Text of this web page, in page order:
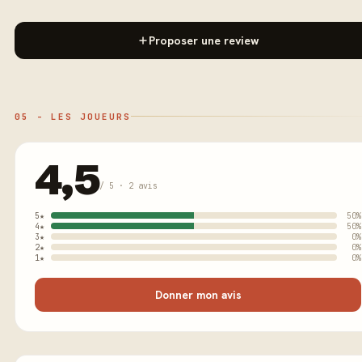
Proposer une review
05 - LES JOUEURS
4,5/ 5 · 2 avis
5★
50%
4★
50%
3★
0%
2★
0%
1★
0%
Donner mon avis